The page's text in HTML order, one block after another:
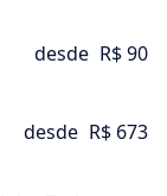
desde R$ 90
desde R$ 673